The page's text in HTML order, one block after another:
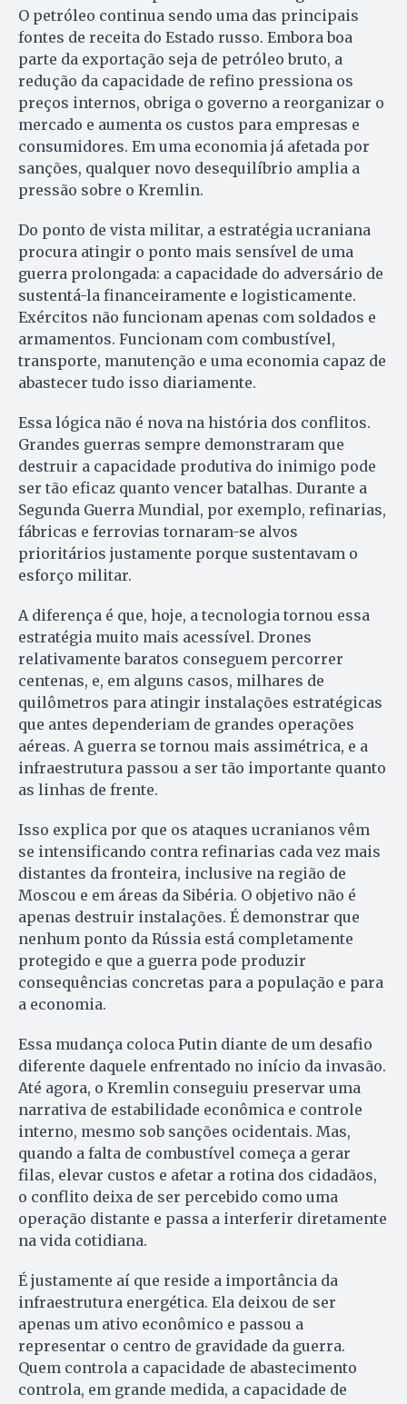
O petróleo continua sendo uma das principais
fontes de receita do Estado russo. Embora boa
parte da exportação seja de petróleo bruto, a
redução da capacidade de refino pressiona os
preços internos, obriga o governo a reorganizar o
mercado e aumenta os custos para empresas e
consumidores. Em uma economia já afetada por
sanções, qualquer novo desequilíbrio amplia a
pressão sobre o Kremlin.
Do ponto de vista militar, a estratégia ucraniana
procura atingir o ponto mais sensível de uma
guerra prolongada: a capacidade do adversário de
sustentá-la financeiramente e logisticamente.
Exércitos não funcionam apenas com soldados e
armamentos. Funcionam com combustível,
transporte, manutenção e uma economia capaz de
abastecer tudo isso diariamente.
Essa lógica não é nova na história dos conflitos.
Grandes guerras sempre demonstraram que
destruir a capacidade produtiva do inimigo pode
ser tão eficaz quanto vencer batalhas. Durante a
Segunda Guerra Mundial, por exemplo, refinarias,
fábricas e ferrovias tornaram-se alvos
prioritários justamente porque sustentavam o
esforço militar.
A diferença é que, hoje, a tecnologia tornou essa
estratégia muito mais acessível. Drones
relativamente baratos conseguem percorrer
centenas, e, em alguns casos, milhares de
quilômetros para atingir instalações estratégicas
que antes dependeriam de grandes operações
aéreas. A guerra se tornou mais assimétrica, e a
infraestrutura passou a ser tão importante quanto
as linhas de frente.
Isso explica por que os ataques ucranianos vêm
se intensificando contra refinarias cada vez mais
distantes da fronteira, inclusive na região de
Moscou e em áreas da Sibéria. O objetivo não é
apenas destruir instalações. É demonstrar que
nenhum ponto da Rússia está completamente
protegido e que a guerra pode produzir
consequências concretas para a população e para
a economia.
Essa mudança coloca Putin diante de um desafio
diferente daquele enfrentado no início da invasão.
Até agora, o Kremlin conseguiu preservar uma
narrativa de estabilidade econômica e controle
interno, mesmo sob sanções ocidentais. Mas,
quando a falta de combustível começa a gerar
filas, elevar custos e afetar a rotina dos cidadãos,
o conflito deixa de ser percebido como uma
operação distante e passa a interferir diretamente
na vida cotidiana.
É justamente aí que reside a importância da
infraestrutura energética. Ela deixou de ser
apenas um ativo econômico e passou a
representar o centro de gravidade da guerra.
Quem controla a capacidade de abastecimento
controla, em grande medida, a capacidade de